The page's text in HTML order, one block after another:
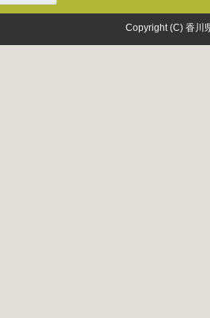
Copyright (C) 香川